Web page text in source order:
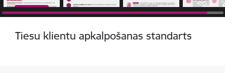
Tiesu klientu apkalpošanas standarts